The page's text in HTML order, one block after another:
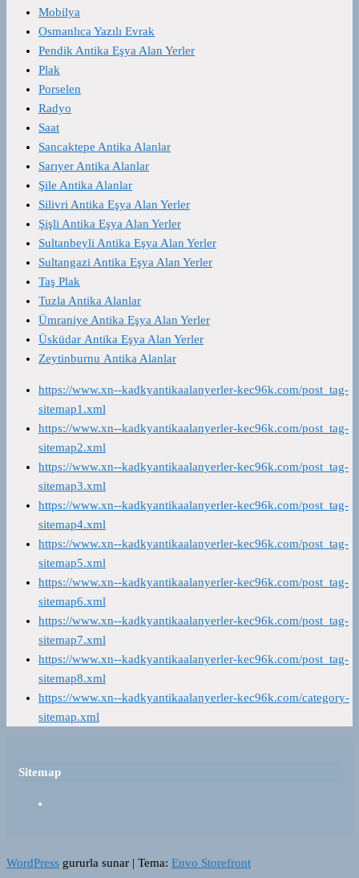
Mobilya
Osmanlıca Yazılı Evrak
Pendik Antika Eşya Alan Yerler
Plak
Porselen
Radyo
Saat
Sancaktepe Antika Alanlar
Sarıyer Antika Alanlar
Şile Antika Alanlar
Silivri Antika Eşya Alan Yerler
Şişli Antika Eşya Alan Yerler
Sultanbeyli Antika Eşya Alan Yerler
Sultangazi Antika Eşya Alan Yerler
Taş Plak
Tuzla Antika Alanlar
Ümraniye Antika Eşya Alan Yerler
Üsküdar Antika Eşya Alan Yerler
Zeytinburnu Antika Alanlar
https://www.xn--kadkyantikaalanyerler-kec96k.com/post_tag-
sitemap1.xml
https://www.xn--kadkyantikaalanyerler-kec96k.com/post_tag-
sitemap2.xml
https://www.xn--kadkyantikaalanyerler-kec96k.com/post_tag-
sitemap3.xml
https://www.xn--kadkyantikaalanyerler-kec96k.com/post_tag-
sitemap4.xml
https://www.xn--kadkyantikaalanyerler-kec96k.com/post_tag-
sitemap5.xml
https://www.xn--kadkyantikaalanyerler-kec96k.com/post_tag-
sitemap6.xml
https://www.xn--kadkyantikaalanyerler-kec96k.com/post_tag-
sitemap7.xml
https://www.xn--kadkyantikaalanyerler-kec96k.com/post_tag-
sitemap8.xml
https://www.xn--kadkyantikaalanyerler-kec96k.com/category-
sitemap.xml
Sitemap
WordPress gururla sunar | Tema: Envo Storefront